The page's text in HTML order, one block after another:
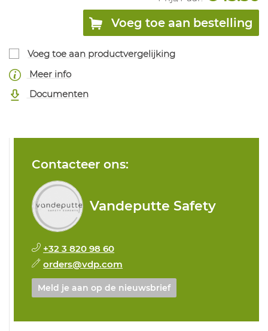
Voeg toe aan bestelling
Voeg toe aan productvergelijking
Meer info
Documenten
Contacteer ons:
Vandeputte Safety
+32 3 820 98 60
orders@vdp.com
Meld je aan op de nieuwsbrief